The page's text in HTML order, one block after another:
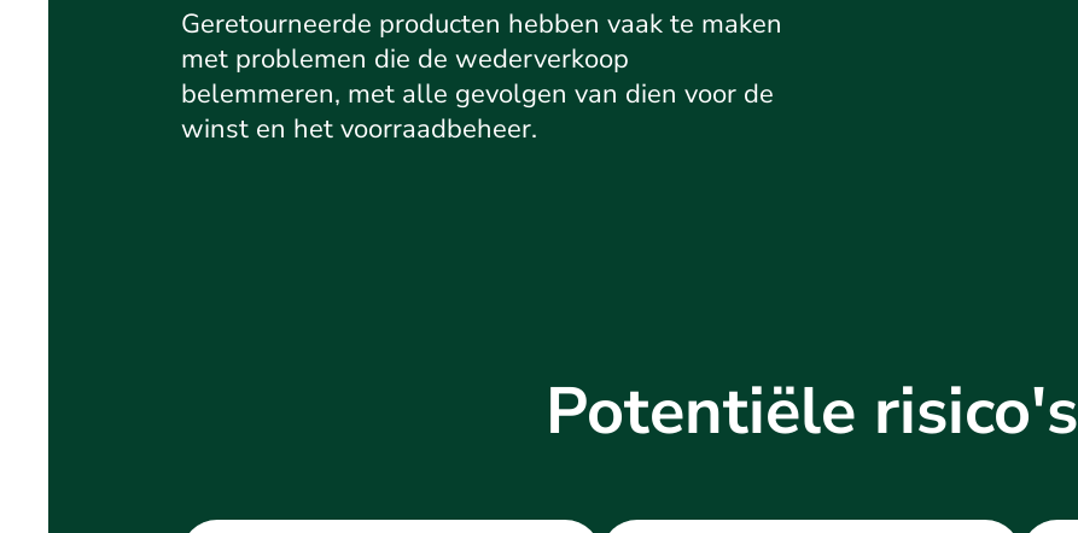
Geretourneerde producten hebben vaak te maken
met problemen die de wederverkoop
belemmeren, met alle gevolgen van dien voor de
winst en het voorraadbeheer.
Potentiële risico's